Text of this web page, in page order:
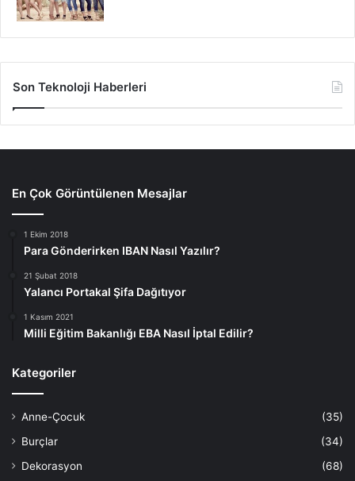
Son Teknoloji Haberleri
En Çok Görüntülenen Mesajlar
1 Ekim 2018
Para Gönderirken IBAN Nasıl Yazılır?
21 Şubat 2018
Yalancı Portakal Şifa Dağıtıyor
1 Kasım 2021
Milli Eğitim Bakanlığı EBA Nasıl İptal Edilir?
Kategoriler
Anne-Çocuk
(35)
Burçlar
(34)
Dekorasyon
(68)